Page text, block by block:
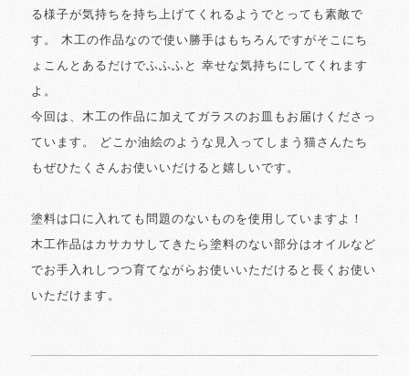
る様子が気持ちを持ち上げてくれるようでとっても素敵で
す。 木工の作品なので使い勝手はもちろんですがそこにち
ょこんとあるだけでふふふと 幸せな気持ちにしてくれます
よ。
今回は、木工の作品に加えてガラスのお皿もお届けくださっ
ています。 どこか油絵のような見入ってしまう猫さんたち
もぜひたくさんお使いいだけると嬉しいです。
塗料は口に入れても問題のないものを使用していますよ！
木工作品はカサカサしてきたら塗料のない部分はオイルなど
でお手入れしつつ育てながらお使いいただけると長くお使い
いただけます。